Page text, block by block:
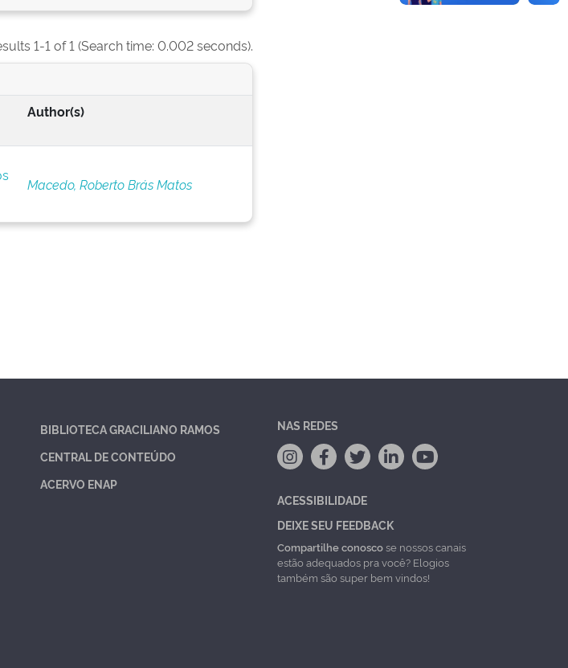
1-1 of 1 (Search time: 0.002 seconds).
Author(s)
Macedo, Roberto Brás Matos
BIBLIOTECA GRACILIANO RAMOS
CENTRAL DE CONTEÚDO
ACERVO ENAP
NAS REDES
ACESSIBILIDADE
DEIXE SEU FEEDBACK
Compartilhe conoscose nossos canais
estão adequados pra você? Elogios
também são super bem vindos!